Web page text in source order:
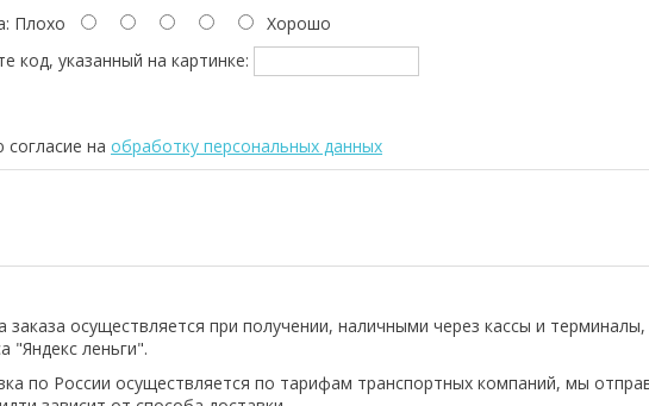
Плохо
Хорошо
код, указанный на картинке:
на обработку персональных данных
заказа осуществляется при получении, наличными через кассы и
"Яндекс леньги".
по России осуществляется по тарифам транспортных компаний, мы